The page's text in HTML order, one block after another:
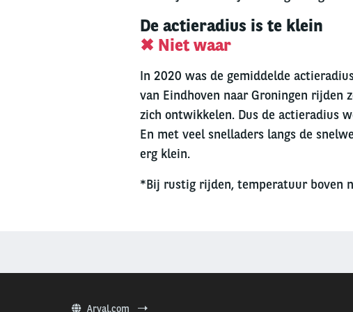
De actieradius is te klein
✖ Niet waar
In 2020 was de gemiddelde
van Eindhoven naar Groningen rijden
zich ontwikkelen. Dus de actieradius
En met veel snelladers langs de
erg klein.
*Bij rustig rijden, temperatuur boven
Arval.com